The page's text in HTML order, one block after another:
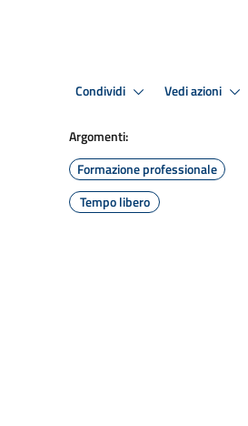
Condividi Vedi azioni
Argomenti:
Formazione professionale
Tempo libero